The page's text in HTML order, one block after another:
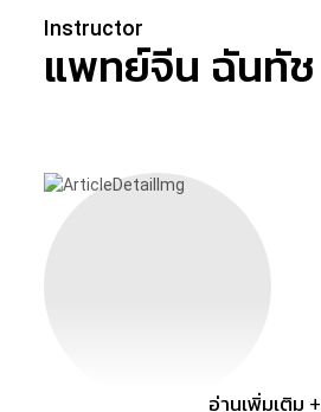
Instructor
แพทย์จีน ฉันทัช
อ่านเพิ่มเติม +